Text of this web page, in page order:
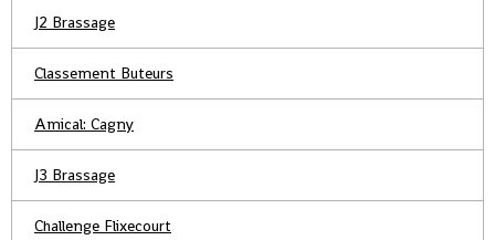
J2 Brassage
Classement Buteurs
Amical: Cagny
J3 Brassage
Challenge Flixecourt